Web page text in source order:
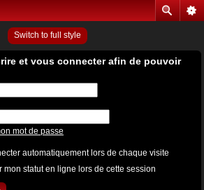
Switch to full style
et vous connecter afin de pouvoir
mot de passe
automatiquement lors de chaque visite
mon statut en ligne lors de cette session